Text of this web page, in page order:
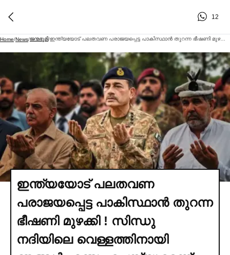
12
Home/News/ജന്മഭൂമി/ ഇന്ത്യയോട് പലതവണ പരാജയപ്പെട്ട പാകിസ്ഥാൻ തുറന്ന ഭീഷണി മുഴക്കി ! സിന്ധു നദിയിലെ വെള്ളത്തിനായി ഞങ്ങള്‍ എന്തും ചെയ്യുമെന്ന് മുനീര്‍
ഇന്ത്യയോട് പലതവണ
പരാജയപ്പെട്ട പാകിസ്ഥാൻ തുറന്ന
ഭീഷണി മുഴക്കി ! സിന്ധു
നദിയിലെ വെള്ളത്തിനായി